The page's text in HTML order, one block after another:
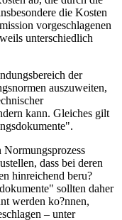
die Kosten
vorgeschlagenen
unterschiedlich
der
auszuweiten,
kann. Gleiches gilt
Normungsprozess
dass bei deren
hinreichend beru?
sollten daher
werden ko?nnen,
– unter